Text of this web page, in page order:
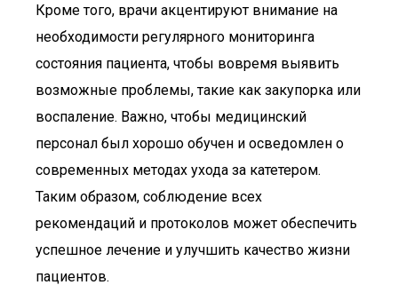
Кроме того, врачи акцентируют внимание на
необходимости регулярного мониторинга
состояния пациента, чтобы вовремя выявить
возможные проблемы, такие как закупорка или
воспаление. Важно, чтобы медицинский
персонал был хорошо обучен и осведомлен о
современных методах ухода за катетером.
Таким образом, соблюдение всех
рекомендаций и протоколов может обеспечить
успешное лечение и улучшить качество жизни
пациентов.